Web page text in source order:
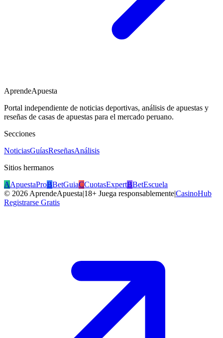
AprendeApuesta
Portal independiente de noticias deportivas, análisis de apuestas y
reseñas de casas de apuestas para el mercado peruano.
Secciones
NoticiasGuíasReseñasAnálisis
Sitios hermanos
AApuestaProBBetGuiaCCuotasExpertBBetEscuela
© 2026 AprendeApuesta|18+ Juega responsablemente|CasinoHub
Registrarse Gratis